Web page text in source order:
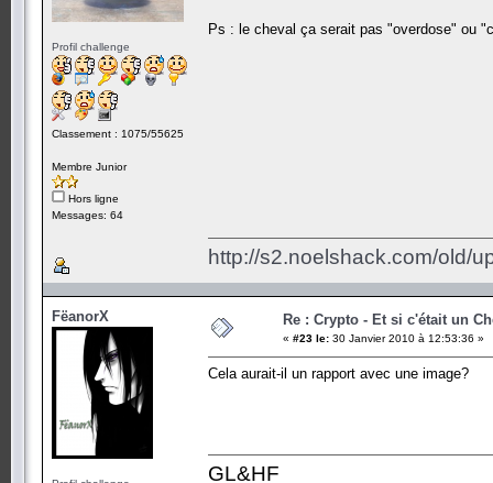
Profil challenge
Classement : 1075/55625
Membre Junior
Hors ligne
Messages: 64
Ps : le cheval ça serait pas "overdose" ou
http://s2.noelshack.com/old/
FëanorX Re : Crypto - Et si c'était un
« #23 le: 30 Janvier 2010 à 12:53:36 »
Cela aurait-il un rapport avec une image?
GL&HF